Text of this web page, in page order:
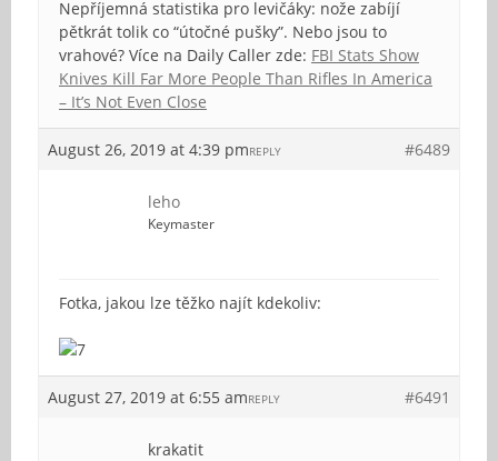
Nepříjemná statistika pro levičáky: nože zabíjí
pětkrát tolik co “útočné pušky”. Nebo jsou to
vrahové? Více na Daily Caller zde: FBI Stats Show
Knives Kill Far More People Than Rifles In America
– It’s Not Even Close
August 26, 2019 at 4:39 pm #6489
REPLY
leho
Keymaster
Fotka, jakou lze těžko najít kdekoliv:
August 27, 2019 at 6:55 am #6491
REPLY
krakatit